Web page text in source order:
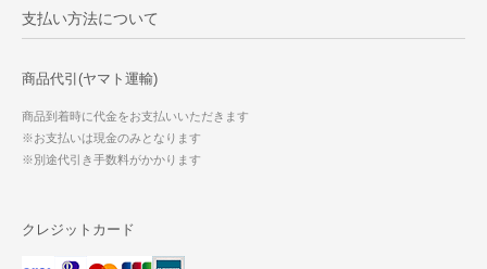
支払い方法について
商品代引(ヤマト運輸)
商品到着時に代金をお支払いいただきます
※お支払いは現金のみとなります
※別途代引き手数料がかかります
クレジットカード